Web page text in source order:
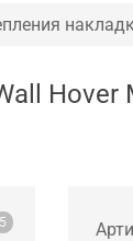
Hover
5